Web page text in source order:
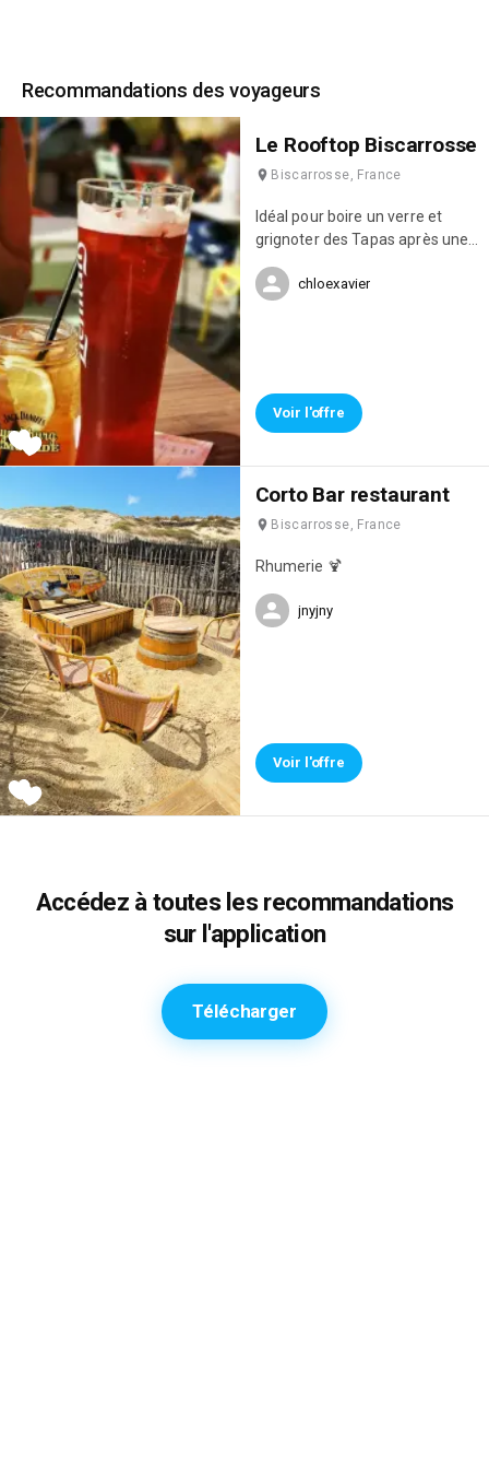
Recommandations des voyageurs
Le Rooftop Biscarrosse
Biscarrosse, France
Idéal pour boire un verre et
grignoter des Tapas après une
et bohème avec vue sur le
chloexavier
Voir l'offre
Corto Bar restaurant
Biscarrosse, France
Rhumerie 🍹
jnyjny
Voir l'offre
Accédez à toutes les recommandations
sur l'application
Télécharger